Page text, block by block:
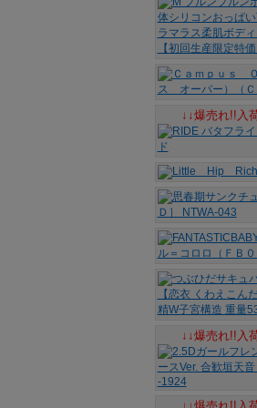
↓↓爆売れ!!入
↓↓爆売れ!!入